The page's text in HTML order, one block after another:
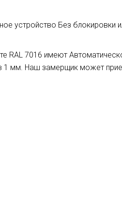
устройство Без блокировки
RAL 7016 имеют
мм. Наш замерщик может